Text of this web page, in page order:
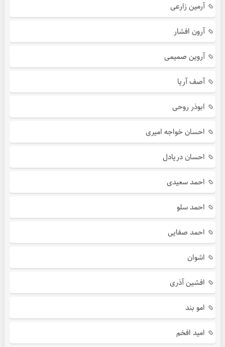
آرمین زارعی
آرون افشار
آروین صمیمی
آصف آریا
ابوذر روحی
احسان خواجه امیری
احسان دریادل
احمد سعیدی
احمد سلو
احمد صفایی
اشوان
افشین آذری
امو بند
امید افخم